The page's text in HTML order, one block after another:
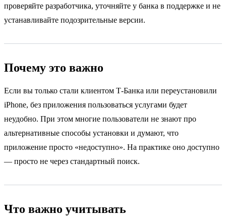
проверяйте разработчика, уточняйте у банка в поддержке и не
устанавливайте подозрительные версии.
Почему это важно
Если вы только стали клиентом Т-Банка или переустановили
iPhone, без приложения пользоваться услугами будет
неудобно. При этом многие пользователи не знают про
альтернативные способы установки и думают, что
приложение просто «недоступно». На практике оно доступно
— просто не через стандартный поиск.
Что важно учитывать